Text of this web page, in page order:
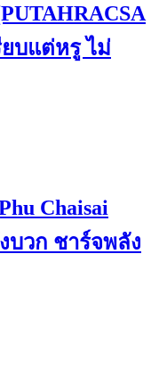
บแต่หรู ไม่
Chaisai
บวก ชาร์จพลัง